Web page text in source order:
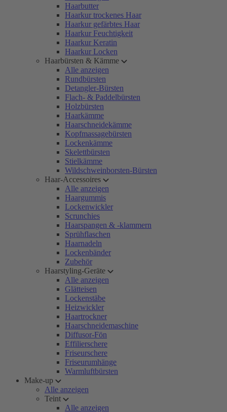
Haarbutter
Haarkur trockenes Haar
Haarkur gefärbtes Haar
Haarkur Feuchtigkeit
Haarkur Keratin
Haarkur Locken
Haarbürsten & Kämme
Alle anzeigen
Rundbürsten
Detangler-Bürsten
Flach- & Paddelbürsten
Holzbürsten
Haarkämme
Haarschneidekämme
Kopfmassagebürsten
Lockenkämme
Skelettbürsten
Stielkämme
Wildschweinborsten-Bürsten
Haar-Accessoires
Alle anzeigen
Haargummis
Lockenwickler
Scrunchies
Haarspangen & -klammern
Sprühflaschen
Haarnadeln
Lockenbänder
Zubehör
Haarstyling-Geräte
Alle anzeigen
Glätteisen
Lockenstäbe
Heizwickler
Haartrockner
Haarschneidemaschine
Diffusor-Fön
Effilierschere
Friseurschere
Friseurumhänge
Warmluftbürsten
Make-up
Alle anzeigen
Teint
Alle anzeigen